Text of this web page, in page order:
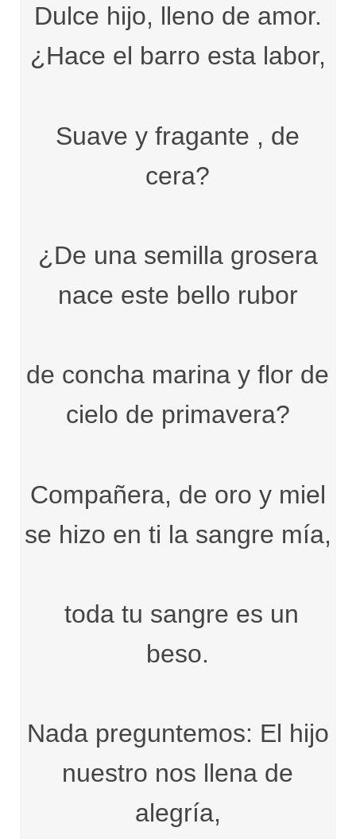
Dulce hijo, lleno de amor.
¿Hace el barro esta labor,
Suave y fragante , de
cera?
¿De una semilla grosera
nace este bello rubor
de concha marina y flor de
cielo de primavera?
Compañera, de oro y miel
se hizo en ti la sangre mía,
toda tu sangre es un
beso.
Nada preguntemos: El hijo
nuestro nos llena de
alegría,